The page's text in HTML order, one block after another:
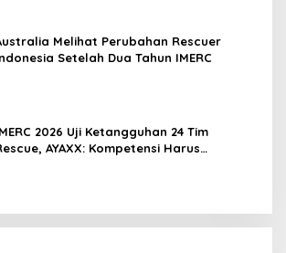
Melihat Perubahan Rescuer
Setelah Dua Tahun IMERC
2026 Uji Ketangguhan 24 Tim
AYAXX: Kompetensi Harus